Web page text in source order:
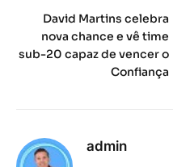
David Martins celebra
nova chance e vê time
sub-20 capaz de vencer o
Confiança
admin